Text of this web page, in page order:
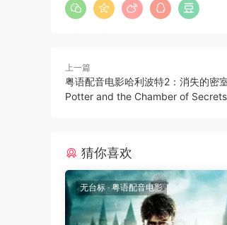
上一篇
粤语配音电影哈利波特2：消失的密
Potter and the Chamber of Secrets
猜你喜欢
无台标 · 粤语配音电影